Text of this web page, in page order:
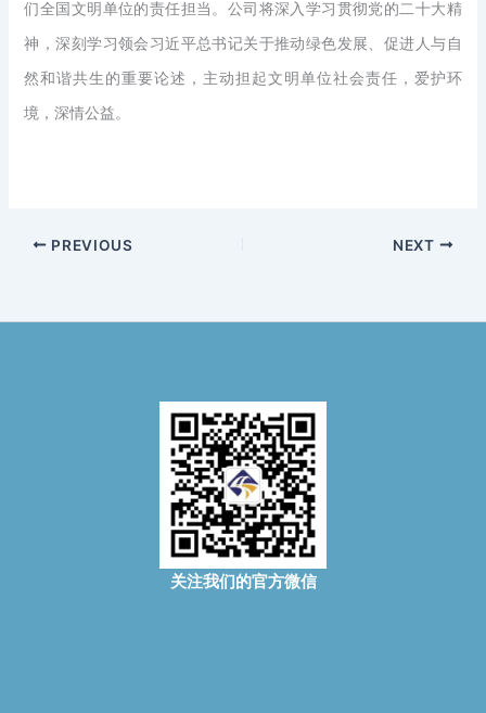
们全国文明单位的责任担当。公司将深入学习贯彻党的二十大精
神，深刻学习领会习近平总书记关于推动绿色发展、促进人与自
然和谐共生的重要论述，主动担起文明单位社会责任，爱护环
境，深情公益。
PREVIOUS NEXT
关注我们的官方微信